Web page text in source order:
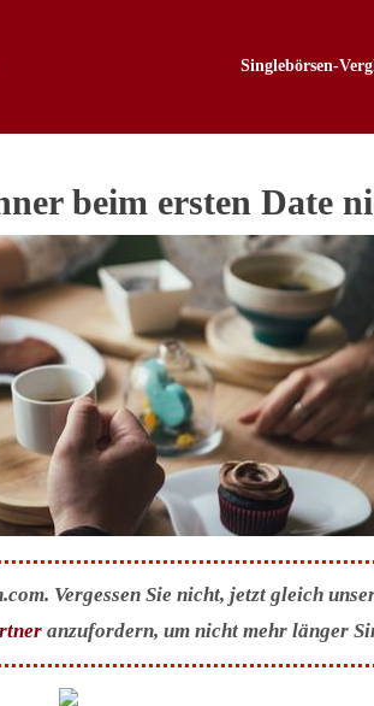
Singlebörsen-
beim ersten Date
Vergessen Sie nicht, jetzt gleich
anzufordern, um nicht mehr länger